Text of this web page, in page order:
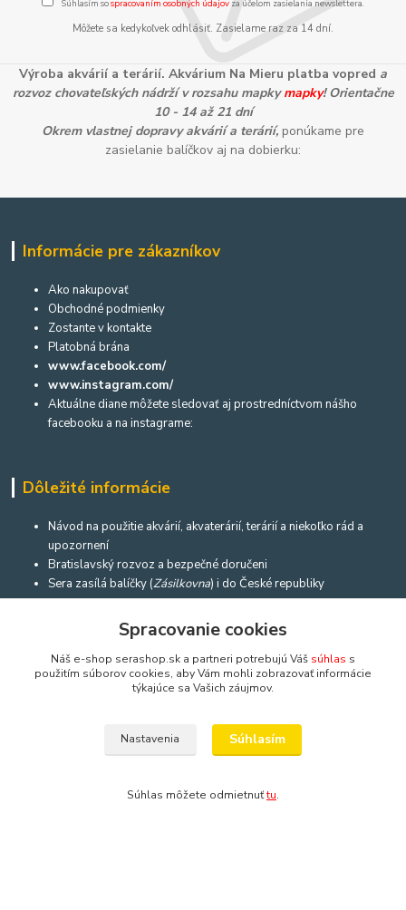
Súhlasím sospracovaním osobných údajov za účelom zasielania newslettera.
Môžete sa kedykoľvek odhlásiť. Zasielame raz za 14 dní.
Výroba akvárií a terárií. Akvárium Na Mieru platba vopred a
rozvoz chovateľských nádrží v rozsahu mapkymapky! Orientačne
10 - 14 až 21 dní
Okrem vlastnej dopravy akvárií a terárií, ponúkame pre
zasielanie balíčkov aj na dobierku:
Informácie pre zákazníkov
Ako nakupovať
Obchodné podmienky
Zostante v kontakte
Platobná brána
www.facebook.com/
www.instagram.com/
Aktuálne diane môžete sledovať aj prostredníctvom nášho
facebooku a na instagrame:
Dôležité informácie
Návod na použitie akvárií, akvaterárií, terárií a niekoľko rád a
upozornení
Bratislavský rozvoz a bezpečné doručeni
Sera zasílá balíčky (Zásilkovna) i do České republiky
Poštová adresa
Chceme získať referencie od všetkých zákazníkov,
Spracovanie cookies
Náš e-shop serashop.sk a partneri potrebujú Váš súhlas s
použitím súborov cookies, aby Vám mohli zobrazovať informácie
týkajúce sa Vašich záujmov.
Nastavenia Súhlasím
Súhlas môžete odmietnuťtu.